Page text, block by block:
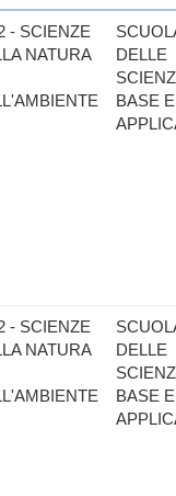
- SCIENZE
NATURA
DELLE
BASE E
- SCIENZE
NATURA
DELLE
BASE E